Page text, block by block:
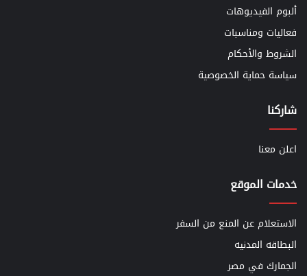
ألبوم الفيديوهات
فعاليات ومناسبات
الشروط والأحكام
سياسة حماية الخصوصية
شاركنا
اعلن معنا
خدمات الموقع
الاستعلام عن المنع من السفر
البطاقه المدنيه
الجمارك في مصر